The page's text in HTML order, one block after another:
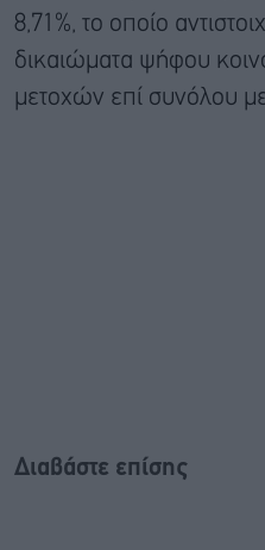
8,71%, το οποίο
δικαιώματα ψήφου
μετοχών επί συνόλου
Διαβάστε επίσης